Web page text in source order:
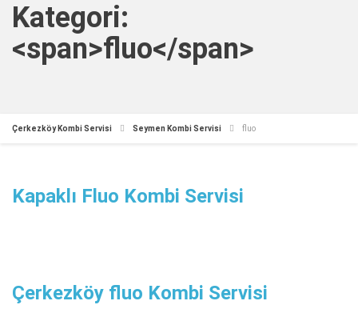
Kategori:
<span>fluo</span>
Çerkezköy Kombi Servisi Seymen Kombi Servisi fluo
Kapaklı Fluo Kombi Servisi
Çerkezköy fluo Kombi Servisi